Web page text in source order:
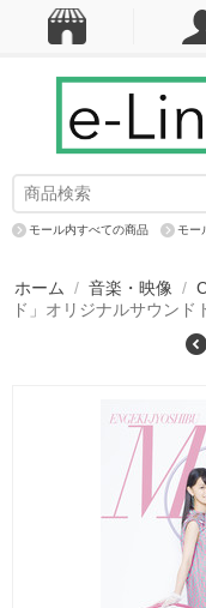
モール内すべての商品 モー
ホーム / 音楽・映像 /
ド」オリジナルサウンド